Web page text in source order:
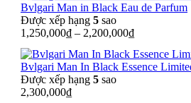
Bvlgari Man in Black Eau de Parfum
Được xếp hạng 5 sao
1,250,000₫ – 2,200,000₫
Bvlgari Man In Black Essence
Được xếp hạng 5 sao
2,300,000₫